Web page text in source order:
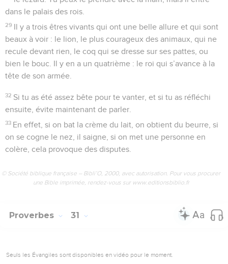
dans le palais des rois.
29 Il y a trois êtres vivants qui ont une belle allure et qui sont
beaux à voir : le lion, le plus courageux des animaux, qui ne
recule devant rien, le coq qui se dresse sur ses pattes, ou
bien le bouc. Il y en a un quatrième : le roi qui s’avance à la
tête de son armée.
32 Si tu as été assez bête pour te vanter, et si tu as réfléchi
ensuite, évite maintenant de parler.
33 En effet, si on bat la crème du lait, on obtient du beurre, si
on se cogne le nez, il saigne, si on met une personne en
colère, cela provoque des disputes.
© Société biblique française – Bibli’O, 2000, avec autorisation. Pour vous procurer
une Bible imprimée, rendez-vous sur www.editionsbiblio.fr
Proverbes 31
Seuls les Évangiles sont disponibles en vidéo pour le moment.